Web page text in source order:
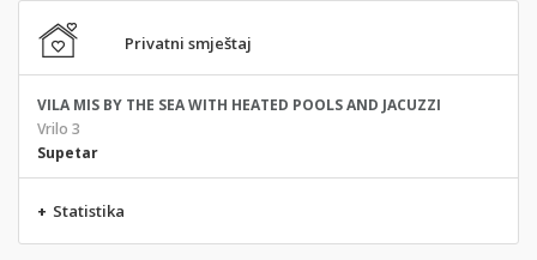
Privatni smještaj
VILA MIS BY THE SEA WITH HEATED POOLS AND JACUZZI
Vrilo 3
Supetar
+ Statistika